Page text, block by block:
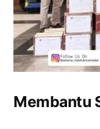
Membantu